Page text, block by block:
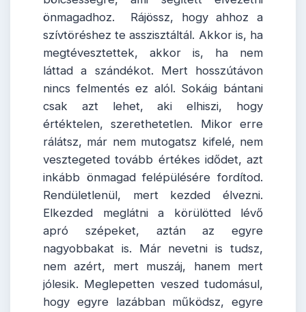
önmagadhoz. Rájössz, hogy ahhoz a
szívtöréshez te asszisztáltál. Akkor is, ha
megtévesztettek, akkor is, ha nem
láttad a szándékot. Mert hosszútávon
nincs felmentés ez alól. Sokáig bántani
csak azt lehet, aki elhiszi, hogy
értéktelen, szerethetetlen. Mikor erre
rálátsz, már nem mutogatsz kifelé, nem
vesztegeted tovább értékes idődet, azt
inkább önmagad felépülésére fordítod.
Rendületlenül, mert kezded élvezni.
Elkezded meglátni a körülötted lévő
apró szépeket, aztán az egyre
nagyobbakat is. Már nevetni is tudsz,
nem azért, mert muszáj, hanem mert
jólesik. Meglepetten veszed tudomásul,
hogy egyre lazábban működsz, egyre